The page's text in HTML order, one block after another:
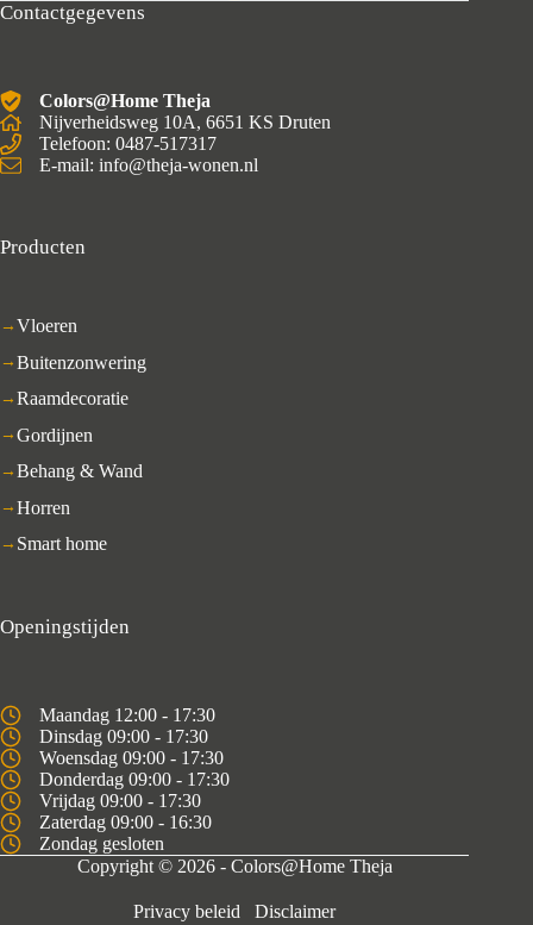
Contactgegevens
Colors@Home Theja
Nijverheidsweg 10A, 6651 KS Druten
Telefoon: 0487-517317
E-mail: info@theja-wonen.nl
Producten
Vloeren
Buitenzonwering
Raamdecoratie
Gordijnen
Behang & Wand
Horren
Smart home
Openingstijden
Maandag 12:00 - 17:30
Dinsdag 09:00 - 17:30
Woensdag 09:00 - 17:30
Donderdag 09:00 - 17:30
Vrijdag 09:00 - 17:30
Zaterdag 09:00 - 16:30
Zondag gesloten
Copyright © 2026 - Colors@Home Theja
Privacy beleid Disclaimer